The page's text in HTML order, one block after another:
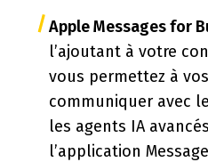
Apple Messages for
l’ajoutant à votre
vous permettez à
communiquer avec
les agents IA
l’application